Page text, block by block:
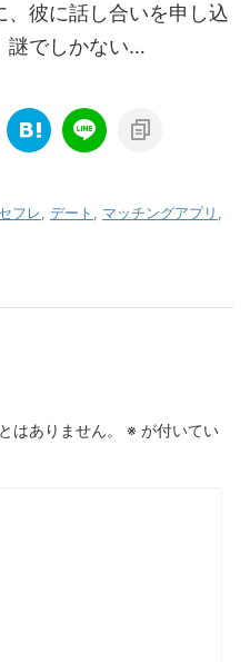
彼に話し合いを申し込
謎でしかない…
セフレ デート マッチングアプリ
はありません。 ※ が付いてい